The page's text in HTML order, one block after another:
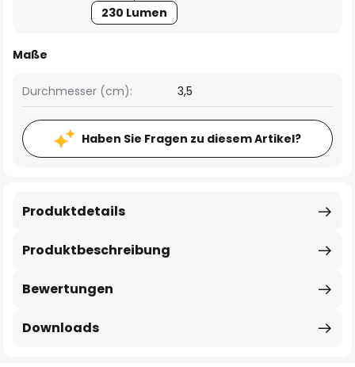
230 Lumen
Maße
Durchmesser (cm): 3,5
Haben Sie Fragen zu diesem Artikel?
Produktbeschreibung
Produktdetails
Bewertungen
Downloads